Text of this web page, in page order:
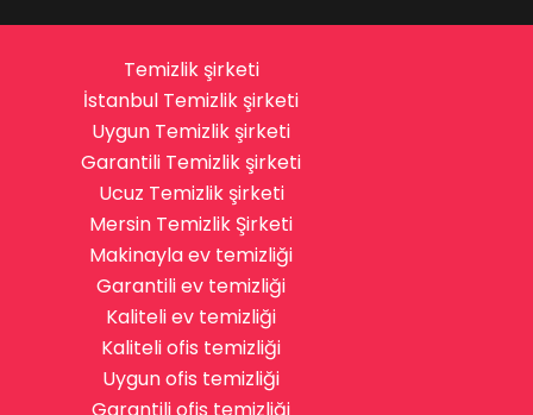
Temizlik şirketi
İstanbul Temizlik şirketi
Uygun Temizlik şirketi
Garantili Temizlik şirketi
Ucuz Temizlik şirketi
Mersin Temizlik Şirketi
Makinayla ev temizliği
Garantili ev temizliği
Kaliteli ev temizliği
Kaliteli ofis temizliği
Uygun ofis temizliği
Garantili ofis temizliği